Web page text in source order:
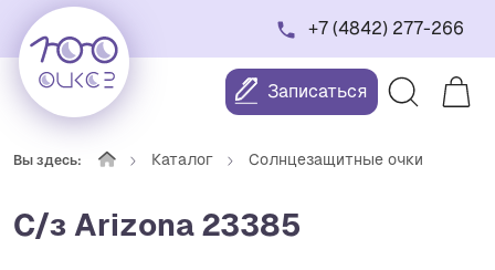
+7 (4842) 277-266
Записаться
Вы здесь: Каталог Солнцезащитные очки
С/з Arizona 23385